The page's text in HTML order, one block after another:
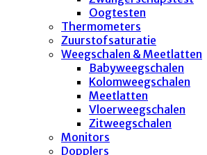
Oogtesten
Thermometers
Zuurstofsaturatie
Weegschalen & Meetlatten
Babyweegschalen
Kolomweegschalen
Meetlatten
Vloerweegschalen
Zitweegschalen
Monitors
Dopplers